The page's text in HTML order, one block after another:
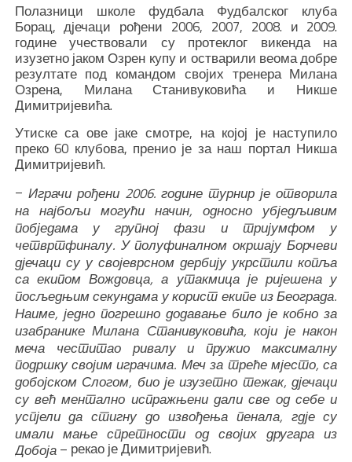
Полазници школе фудбала Фудбалског клуба
Борац, дјечаци рођени 2006, 2007, 2008. и 2009.
године учествовали су протеклог викенда на
изузетно јаком Озрен купу и остварили веома добре
резултате под командом својих тренера Милана
Озрена, Милана Станивуковића и Никше
Димитријевића.
Утиске са ове јаке смотре, на којој је наступило
преко 60 клубова, пренио је за наш портал Никша
Димитријевић.
– Играчи рођени 2006. године турнир је отворила
на најбољи могући начин, односно убједљивим
побједама у групној фази и тријумфом у
четвртфиналу. У полуфиналном окршају Борчеви
дјечаци су у својеврсном дербију укрстили копља
са екипом Вождовца, а утакмица је ријешена у
посљедњим секундама у корист екипе из Београда.
Наиме, једно погрешно додавање било је кобно за
изабранике Милана Станивуковића, који је након
меча честитао ривалу и пружио максималну
подршку својим играчима. Меч за треће мјесто, са
добојском Слогом, био је изузетно тежак, дјечаци
су већ ментално испражњени дали све од себе и
успјели да стигну до извођења пенала, гдје су
имали мање спретности од својих другара из
Добоја– рекао је Димитријевић.